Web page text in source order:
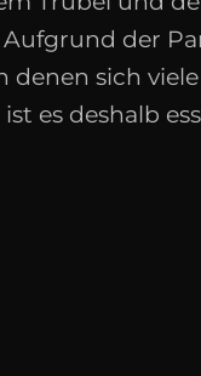
der
denen sich
es deshalb